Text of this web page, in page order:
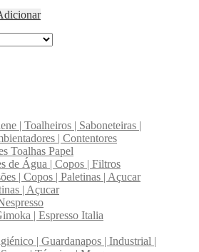
| Toalheiros | Saboneteiras |
| Contentores
Toalhas Papel
de Água | Copos | Filtros
| Copos | Paletinas | Açucar
| Açucar
| Espresso Italia
| Guardanapos | Industrial |